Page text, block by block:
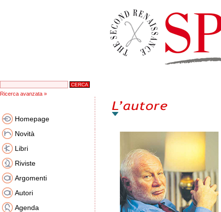
Ricerca avanzata »
Homepage
Novità
Libri
Riviste
Argomenti
Autori
Agenda